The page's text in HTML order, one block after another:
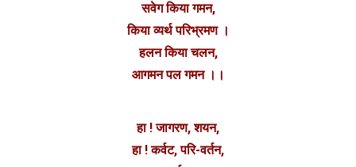
सवेग किया गमन,
किया व्यर्थ परिभ्रमण ।
हलन किया चलन,
आगमन पल गमन ।।
हा ! जागरण, शयन,
हा ! कर्वट, परि-वर्तन,